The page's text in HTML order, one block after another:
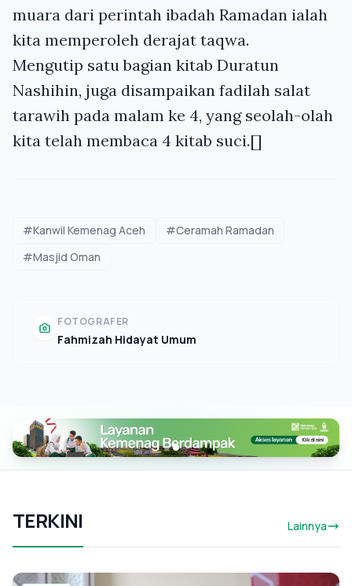
muara dari perintah ibadah Ramadan ialah
kita memperoleh derajat taqwa.
Mengutip satu bagian kitab Duratun
Nashihin, juga disampaikan fadilah salat
tarawih pada malam ke 4, yang seolah-olah
kita telah membaca 4 kitab suci.[]
#Kanwil Kemenag Aceh
#Ceramah Ramadan
#Masjid Oman
FOTOGRAFER
Fahmizah Hidayat Umum
TERKINI Lainnya